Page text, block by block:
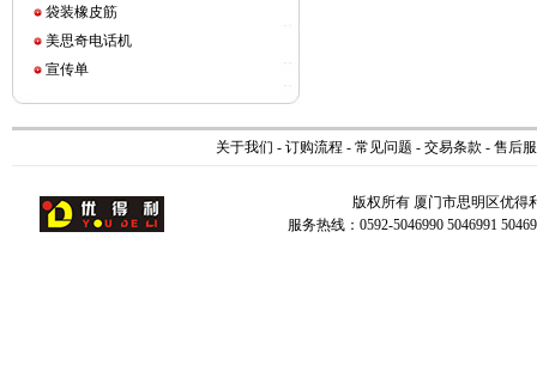
袋装橡皮筋
美思奇电话机
宣传单
关于我们 - 订购流程 - 常见问题 - 交易条款 - 售后
版权所有 厦门市思明区优
服务热线：0592-5046990 5046991